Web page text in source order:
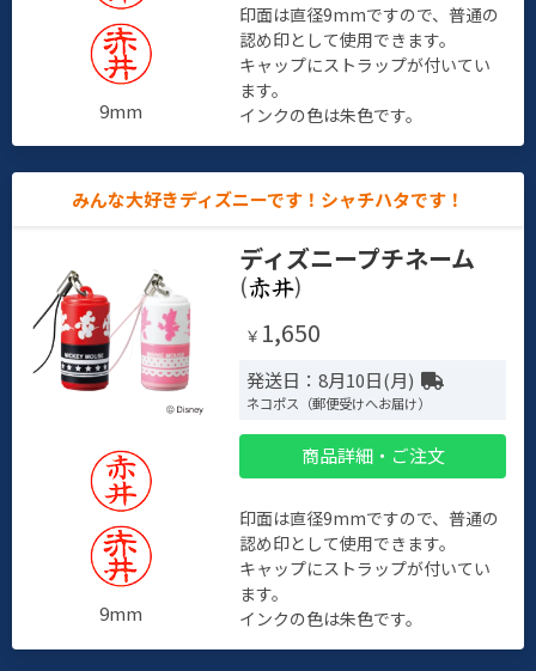
9mm
印面は直径9mmですので、普通の
認め印として使用できます。
キャップにストラップが付いてい
ます。
インクの色は朱色です。
みんな大好きディズニーです！シャチハタです！
9mm
ディズニープチネーム
( )
￥ 1,650
発送日：8月10日(月)
ネコポス（郵便受けへお届け）
商品詳細・ご注文
印面は直径9mmですので、普通の
認め印として使用できます。
キャップにストラップが付いてい
ます。
インクの色は朱色です。